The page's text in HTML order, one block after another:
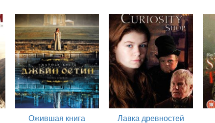
Ожившая книга
Лавка древностей